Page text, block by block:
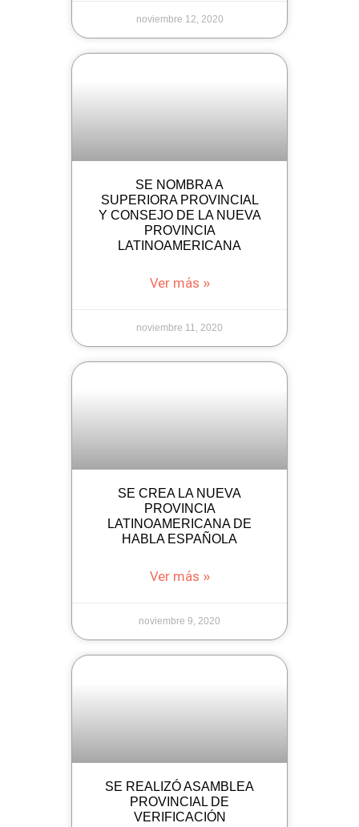
noviembre 12, 2020
SE NOMBRA A
SUPERIORA PROVINCIAL
Y CONSEJO DE LA NUEVA
PROVINCIA
LATINOAMERICANA
Ver más »
noviembre 11, 2020
SE CREA LA NUEVA
PROVINCIA
LATINOAMERICANA DE
HABLA ESPAÑOLA
Ver más »
noviembre 9, 2020
SE REALIZÓ ASAMBLEA
PROVINCIAL DE
VERIFICACIÓN